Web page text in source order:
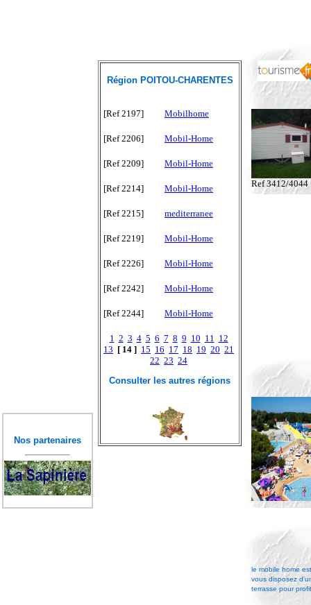
Nos partenaires
Région POITOU-CHARENTES
[Ref 2197] Mobilhome
[Ref 2206] Mobil-Home
[Ref 2209] Mobil-Home
[Ref 2214] Mobil-Home
[Ref 2215] mediterranee
[Ref 2219] Mobil-Home
[Ref 2226] Mobil-Home
[Ref 2242] Mobil-Home
[Ref 2244] Mobil-Home
1 2 3 4 5 6 7 8 9 10 11 12
13 [ 14 ] 15 16 17 18 19 20 21
22 23 24
Consulter les autres régions
Ref 3412/4044
le mobile home
vous disposez
terrasse pour